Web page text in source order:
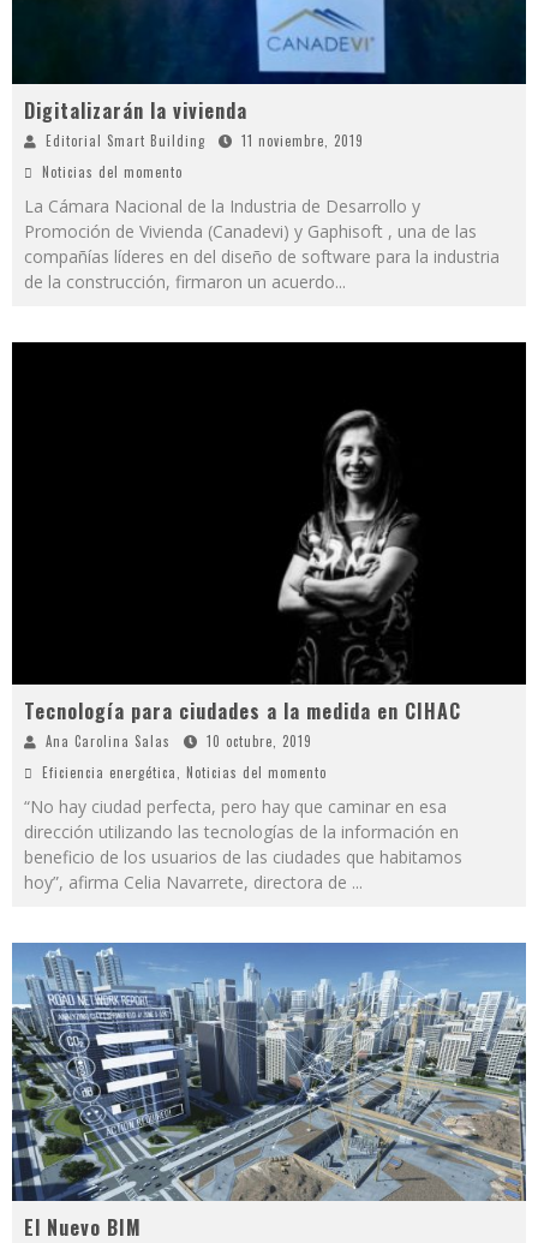
Digitalizarán la vivienda
Editorial Smart Building
11 noviembre, 2019
Noticias del momento
La Cámara Nacional de la Industria de Desarrollo y
Promoción de Vivienda (Canadevi) y Gaphisoft , una de las
compañías líderes en del diseño de software para la industria
de la construcción, firmaron un acuerdo...
Tecnología para ciudades a la medida en CIHAC
Ana Carolina Salas
10 octubre, 2019
Eficiencia energética, Noticias del momento
“No hay ciudad perfecta, pero hay que caminar en esa
dirección utilizando las tecnologías de la información en
beneficio de los usuarios de las ciudades que habitamos
hoy”, afirma Celia Navarrete, directora de ...
El Nuevo BIM